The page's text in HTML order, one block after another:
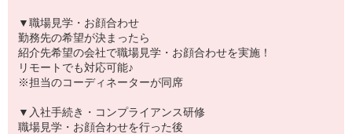
▼職場見学・お顔合わせ
勤務先の希望が決まったら
紹介先希望の会社で職場見学・お顔合わせを実施！
リモートでも対応可能♪
※担当のコーディネーターが同席
▼入社手続き・コンプライアンス研修
職場見学・お顔合わせを行った後